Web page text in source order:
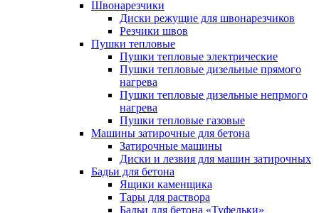
Швонарезчики
Диски режущие для швонарезчиков
Резчики швов
Пушки тепловые
Пушки тепловые электрические
Пушки тепловые дизельные прямого
нагрева
Пушки тепловые дизельные непрмого
нагрева
Пушки тепловые газовые
Машины затирочные для бетона
Затирочные машины
Диски и лезвия для машин затирочных
Бадьи для бетона
Ящики каменщика
Тары для раствора
Бадьи для бетона «Туфельки»